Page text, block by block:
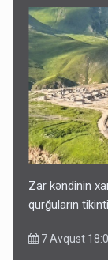
Zar kəndinin
qurğuların
7 Avqust